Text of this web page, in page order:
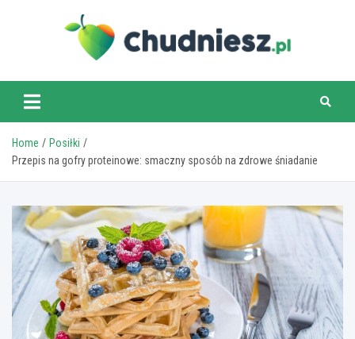
chudniesz.pl
Home
Posiłki
Przepis na gofry proteinowe: smaczny sposób na zdrowe śniadanie